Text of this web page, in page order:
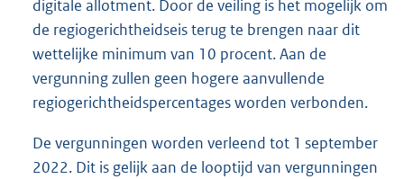
digitale allotment. Door de veiling is het mogelijk om
de regiogerichtheidseis terug te brengen naar dit
wettelijke minimum van 10 procent. Aan de
vergunning zullen geen hogere aanvullende
regiogerichtheidspercentages worden verbonden.
De vergunningen worden verleend tot 1 september
2022. Dit is gelijk aan de looptijd van vergunningen